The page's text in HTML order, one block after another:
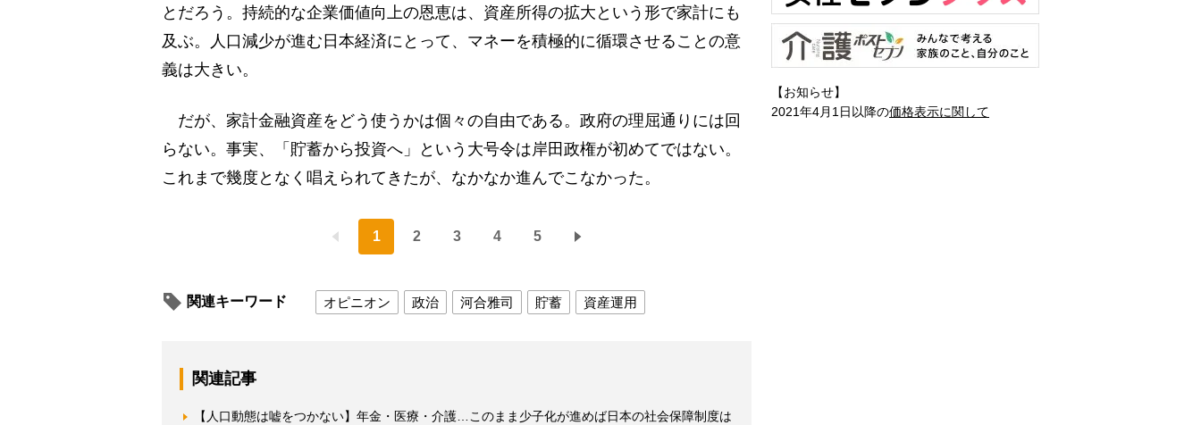
とだろう。持続的な企業価値向上の恩恵は、資産所得の拡大という形で家計にも
及ぶ。人口減少が進む日本経済にとって、マネーを積極的に循環させることの意
義は大きい。
だが、家計金融資産をどう使うかは個々の自由である。政府の理屈通りには回
らない。事実、「貯蓄から投資へ」という大号令は岸田政権が初めてではない。
これまで幾度となく唱えられてきたが、なかなか進んでこなかった。
1 2 3 4 5
関連キーワード オピニオン 政治 河合雅司 貯蓄 資産運用
関連記事
【人口動態は嘘をつかない】年金・医療・介護…このまま少子化が進めば日本の社会保障制度は
【お知らせ】
2021年4月1日以降の価格表示に関して